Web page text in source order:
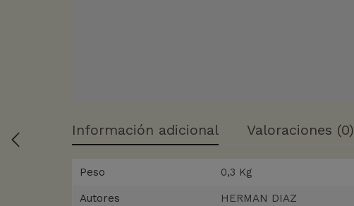
Información adicional Valoraciones (0)
Peso 0,3 Kg
Autores HERMAN DIAZ